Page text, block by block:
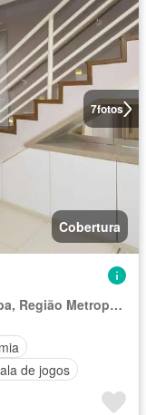
7fotos
Cobertura
Região Geográfica Imediata de Curitiba, Região Metropolitana de Curitiba
de jogos